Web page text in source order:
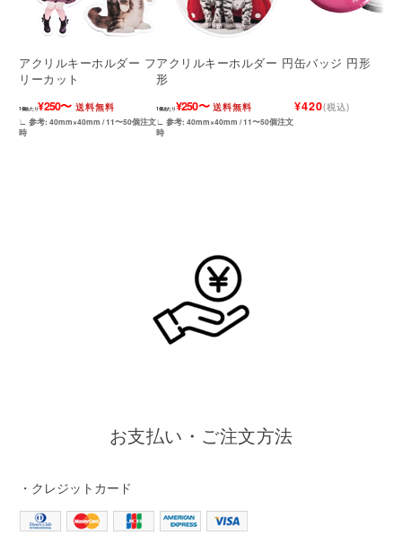
アクリルキーホルダー フ
リーカット
1個あたり¥250〜 送料無料
∟ 参考: 40mm×40mm / 11〜50個注文
時
アクリルキーホルダー 円
形
1個あたり¥250〜 送料無料
∟ 参考: 40mm×40mm / 11〜50個注文
時
缶バッジ 円形
¥420(税込)
お支払い・ご注文方法
・クレジットカード